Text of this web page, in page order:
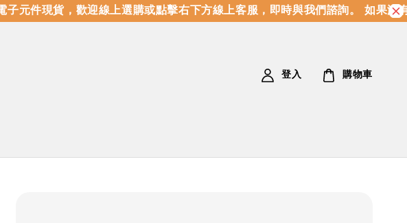
元件現貨，歡迎線上選購或點擊右下方線上客服，即時與我們諮詢。 如果沒有
登入 購物車